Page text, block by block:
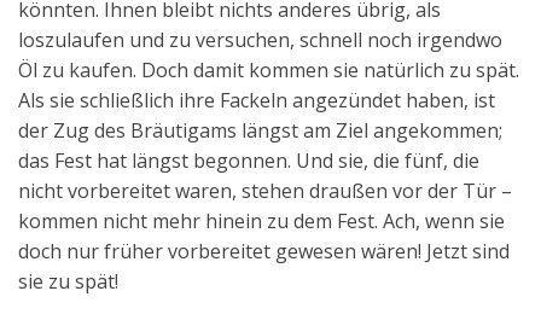
könnten. Ihnen bleibt nichts anderes übrig, als
loszulaufen und zu versuchen, schnell noch irgendwo
Öl zu kaufen. Doch damit kommen sie natürlich zu spät.
Als sie schließlich ihre Fackeln angezündet haben, ist
der Zug des Bräutigams längst am Ziel angekommen;
das Fest hat längst begonnen. Und sie, die fünf, die
nicht vorbereitet waren, stehen draußen vor der Tür –
kommen nicht mehr hinein zu dem Fest. Ach, wenn sie
doch nur früher vorbereitet gewesen wären! Jetzt sind
sie zu spät!